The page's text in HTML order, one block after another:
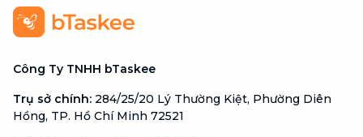
Công Ty TNHH bTaskee
Trụ sở chính: 284/25/20 Lý Thường Kiệt, Phường Diên
Hồng, TP. Hồ Chí Minh 72521